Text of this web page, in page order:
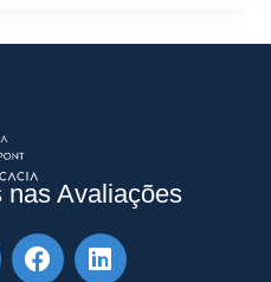
nas Avaliações
FacebookLinkedin